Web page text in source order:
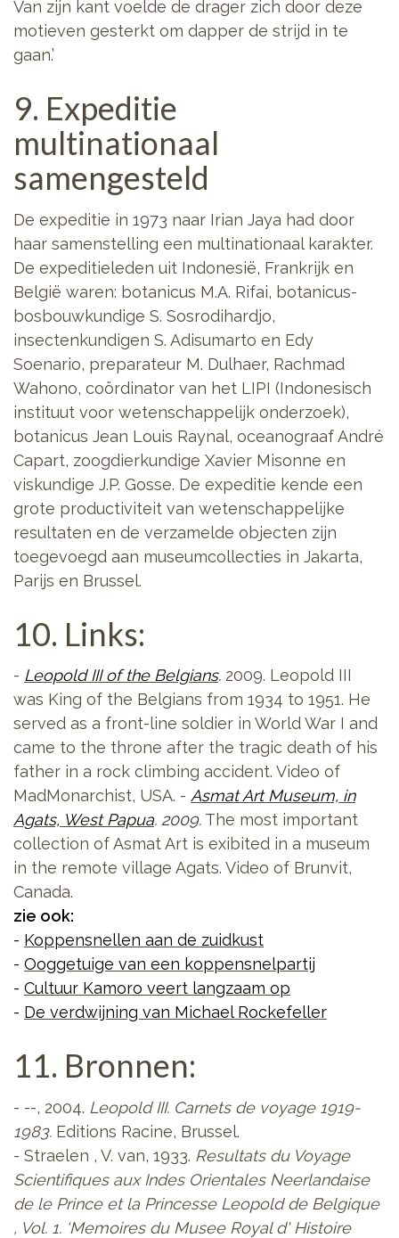
Van zijn kant voelde de drager zich door deze
motieven gesterkt om dapper de strijd in te
gaan.’
9. Expeditie
multinationaal
samengesteld
De expeditie in 1973 naar Irian Jaya had door
haar samenstelling een multinationaal karakter.
De expeditieleden uit Indonesië, Frankrijk en
België waren: botanicus M.A. Rifai, botanicus-
bosbouwkundige S. Sosrodihardjo,
insectenkundigen S. Adisumarto en Edy
Soenario, preparateur M. Dulhaer, Rachmad
Wahono, coördinator van het LIPI (Indonesisch
instituut voor wetenschappelijk onderzoek),
botanicus Jean Louis Raynal, oceanograaf André
Capart, zoogdierkundige Xavier Misonne en
viskundige J.P. Gosse. De expeditie kende een
grote productiviteit van wetenschappelijke
resultaten en de verzamelde objecten zijn
toegevoegd aan museumcollecties in Jakarta,
Parijs en Brussel.
10. Links:
- Leopold III of the Belgians. 2009. Leopold III
was King of the Belgians from 1934 to 1951. He
served as a front-line soldier in World War I and
came to the throne after the tragic death of his
father in a rock climbing accident. Video of
MadMonarchist, USA. - Asmat Art Museum, in
Agats, West Papua. 2009. The most important
collection of Asmat Art is exibited in a museum
in the remote village Agats. Video of Brunvit,
Canada.
zie ook:
- Koppensnellen aan de zuidkust
- Ooggetuige van een koppensnelpartij
- Cultuur Kamoro veert langzaam op
- De verdwijning van Michael Rockefeller
11. Bronnen:
- --, 2004. Leopold III. Carnets de voyage 1919-
1983. Editions Racine, Brussel.
- Straelen , V. van, 1933. Resultats du Voyage
Scientifiques aux Indes Orientales Neerlandaise
de le Prince et la Princesse Leopold de Belgique
, Vol. 1. ‘Memoires du Musee Royal d' Histoire